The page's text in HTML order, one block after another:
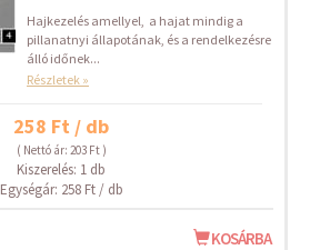
Hajkezelés amellyel, a hajat mindig a
pillanatnyi állapotának, és a rendelkezésre
álló időnek...
Részletek »
258 Ft / db
( Nettó ár: 203 Ft )
Kiszerelés: 1 db
Egységár: 258 Ft / db
KOSÁRBA